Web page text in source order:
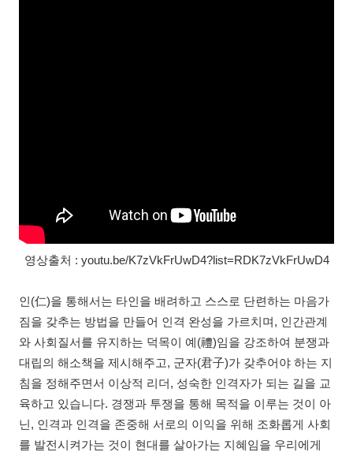
영상출처 : youtu.be/K7zVkFrUwD4?list=RDK7zVkFrUwD4
인(仁)을 통해서는 타인을 배려하고 스스로 단련하는 마음가
짐을 갖추는 방법을 만들어 인격 완성을 가르치며, 인간관계
와 사회질서를 유지하는 덕목이 예(禮)임을 강조하여 분쟁과
대립의 해소책을 제시해주고, 군자(君子)가 갖추어야 하는 지
침을 정해주면서 이상적 리더, 성숙한 인격자가 되는 길을 교
육하고 있습니다. 경쟁과 투쟁을 통해 목적을 이루는 것이 아
닌, 인격과 인격을 존중해 서로의 이익을 위해 조화롭게 사회
를 발전시켜가는 것이 현대를 살아가는 지혜임을 우리에게